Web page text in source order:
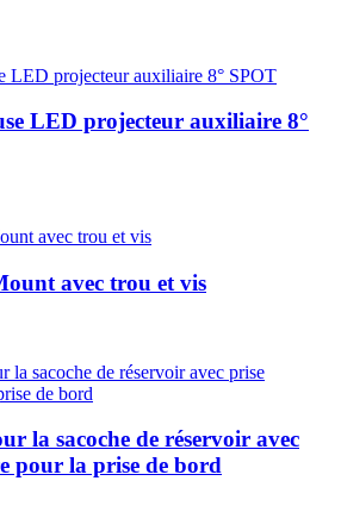
LED projecteur auxiliaire 8°
avec trou et vis
la sacoche de réservoir avec
pour la prise de bord